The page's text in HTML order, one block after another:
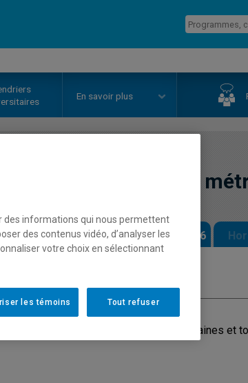
En savoir plus
Gestion municipale et
Été 2026 Horaire - Automne 2026
: Études urbaines et
des informations qui nous permettent
des contenus vidéo, d’analyser les
votre choix en sélectionnant
Tout refuser
les témoins